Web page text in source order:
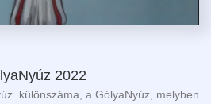
2022
különszáma, a GólyaNyúz, melyben